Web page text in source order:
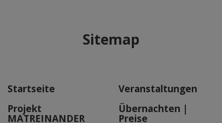
Sep 2025
Sitemap
Startseite
Veranstaltungen
Projekt
MATREINANDER
Übernachten |
Preise